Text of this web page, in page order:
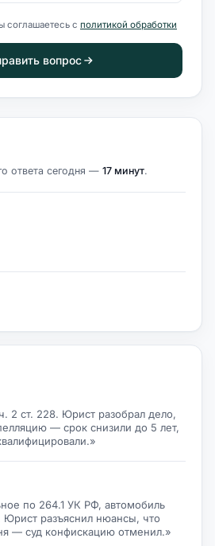
соглашаетесь с политикой обработки
вопрос
ответа сегодня — 17 минут.
2 ст. 228. Юрист разобрал дело,
— срок снизили до 5 лет,
по 264.1 УК РФ, автомобиль
Юрист разъяснил нюансы, что
— суд конфискацию отменил.»